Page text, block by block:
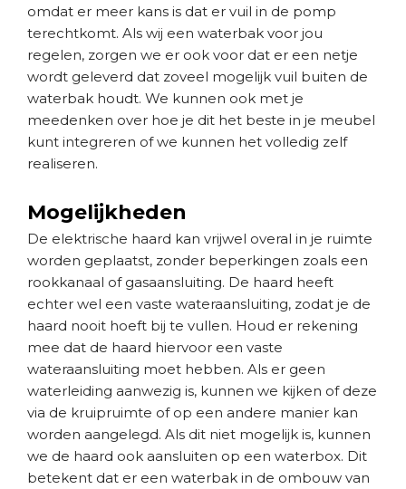
omdat er meer kans is dat er vuil in de pomp
terechtkomt. Als wij een waterbak voor jou
regelen, zorgen we er ook voor dat er een netje
wordt geleverd dat zoveel mogelijk vuil buiten de
waterbak houdt. We kunnen ook met je
meedenken over hoe je dit het beste in je meubel
kunt integreren of we kunnen het volledig zelf
realiseren.
Mogelijkheden
De elektrische haard kan vrijwel overal in je ruimte
worden geplaatst, zonder beperkingen zoals een
rookkanaal of gasaansluiting. De haard heeft
echter wel een vaste wateraansluiting, zodat je de
haard nooit hoeft bij te vullen. Houd er rekening
mee dat de haard hiervoor een vaste
wateraansluiting moet hebben. Als er geen
waterleiding aanwezig is, kunnen we kijken of deze
via de kruipruimte of op een andere manier kan
worden aangelegd. Als dit niet mogelijk is, kunnen
we de haard ook aansluiten op een waterbox. Dit
betekent dat er een waterbak in de ombouw van